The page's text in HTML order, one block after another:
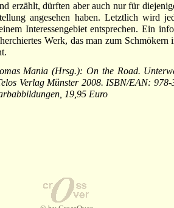
erzählt, dürften aber auch nur für
angesehen haben. Letztlich wird
Interessengebiet entsprechen. Ein
Werk, das man zum Schmökern
Mania (Hrsg.): On the Road.
Verlag Münster 2008. ISBN/EAN:
19,95 Euro